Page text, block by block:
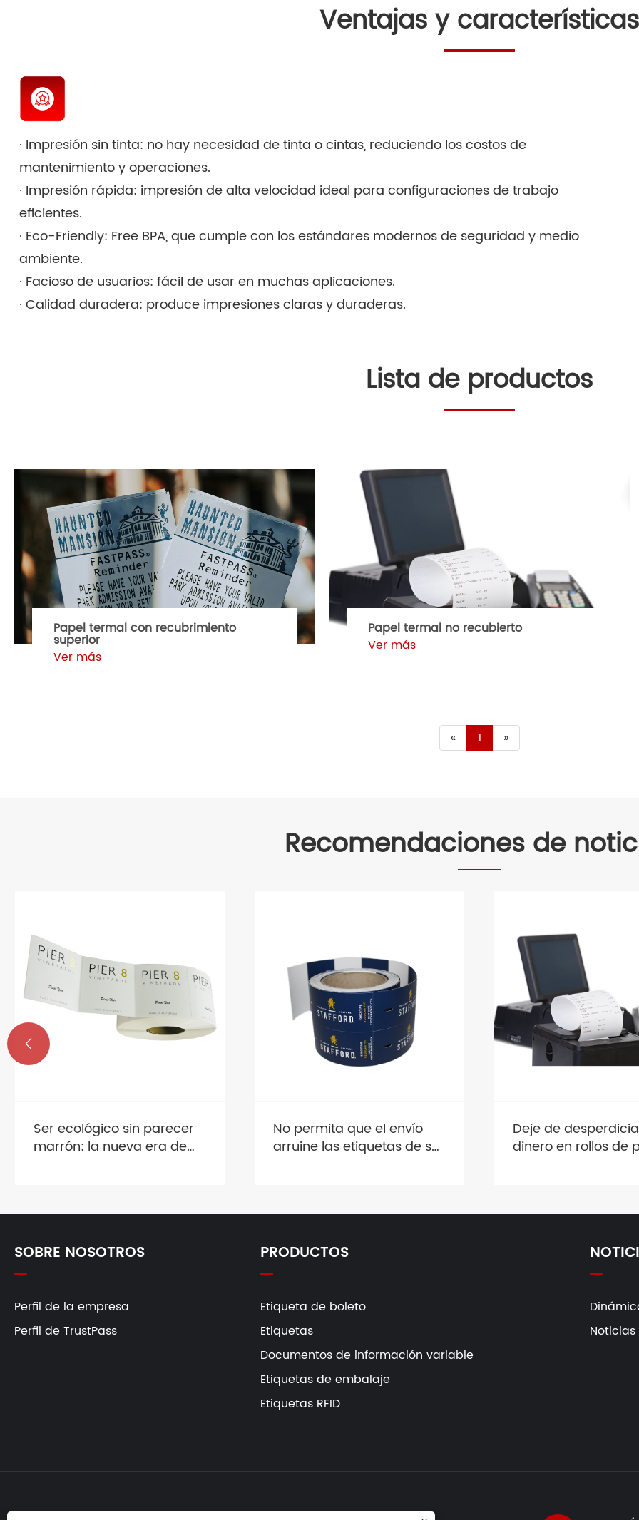
Ventajas y características
· Impresión sin tinta: no hay necesidad de tinta o cintas, reduciendo los costos de
mantenimiento y operaciones.
· Impresión rápida: impresión de alta velocidad ideal para configuraciones de trabajo
eficientes.
· Eco-Friendly: Free BPA, que cumple con los estándares modernos de seguridad y medio
ambiente.
· Facioso de usuarios: fácil de usar en muchas aplicaciones.
· Calidad duradera: produce impresiones claras y duraderas.
Lista de productos
Papel termal con recubrimiento
superior
Ver más
Papel termal no recubierto
Ver más
« 1 »
Recomendaciones de
No permita que el envío
arruine las etiquetas de sus
Deje de desperdiciar
dinero en rollos de punto
Falso a prueba de
productos:
invisible

SOBRE NOSOTROS
Perfil de la empresa
Perfil de TrustPass
PRODUCTOS
Etiqueta de boleto
Etiquetas
Documentos de información variable
Etiquetas de embalaje
Etiquetas RFID